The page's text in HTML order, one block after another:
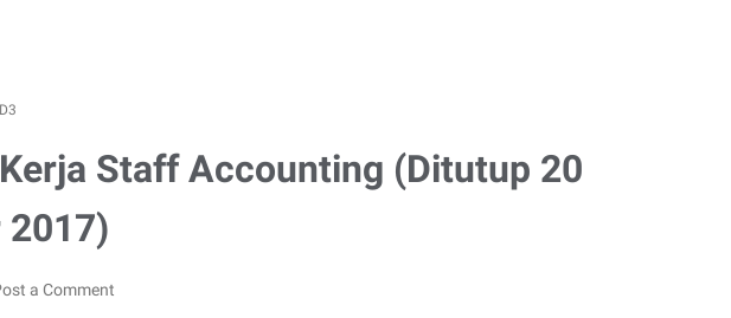
D3
Staff Accounting (Ditutup 20
2017)
a Comment